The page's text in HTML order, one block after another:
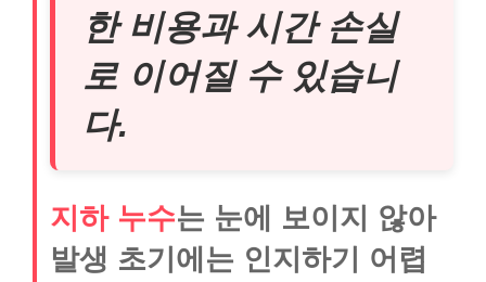
한 비용과 시간 손실
로 이어질 수 있습니
다.
지하 누수는 눈에 보이지 않아
발생 초기에는 인지하기 어렵